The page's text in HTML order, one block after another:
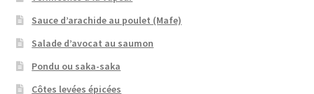
Sauce d’arachide au poulet (Mafe)
Salade d’avocat au saumon
Pondu ou saka-saka
Côtes levées épicées